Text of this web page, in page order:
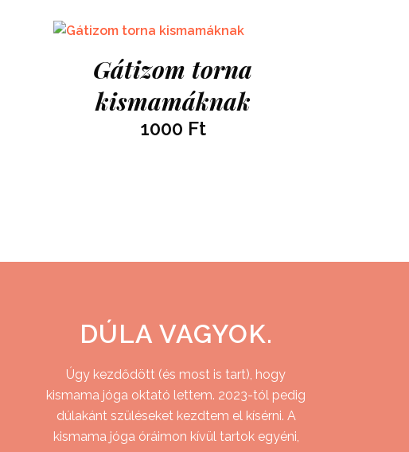
Gátizom torna
kismamáknak
1000 Ft
DÚLA VAGYOK.
Úgy kezdődött (és most is tart), hogy
kismama jóga oktató lettem. 2023-tól pedig
dúlakánt szüléseket kezdtem el kísérni. A
kismama jóga óráimon kívül tartok egyéni,